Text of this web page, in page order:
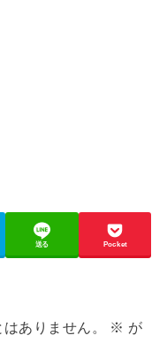
送る Pocket
ありません。 ※ が